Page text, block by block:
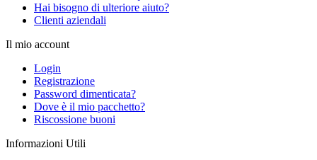
Hai bisogno di ulteriore aiuto?
Clienti aziendali
Il mio account
Login
Registrazione
Password dimenticata?
Dove è il mio pacchetto?
Riscossione buoni
Informazioni Utili